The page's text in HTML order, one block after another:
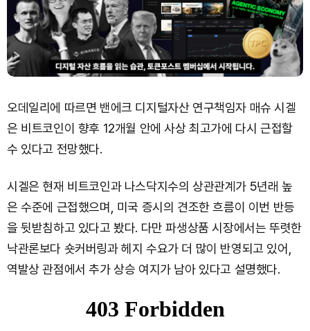
오데일리에 따르면 밴에크 디지털자산 연구책임자 매슈 시겔
은 비트코인이 향후 12개월 안에 사상 최고가에 다시 근접할
수 있다고 전망했다.
시겔은 현재 비트코인과 나스닥지수의 상관관계가 5년래 높
은 수준에 근접했으며, 미국 증시의 견조한 흐름이 이번 반등
을 뒷받침하고 있다고 봤다. 다만 파생상품 시장에서는 뚜렷한
낙관론보다 숏커버링과 헤지 수요가 더 많이 반영되고 있어,
역발상 관점에서 추가 상승 여지가 남아 있다고 설명했다.